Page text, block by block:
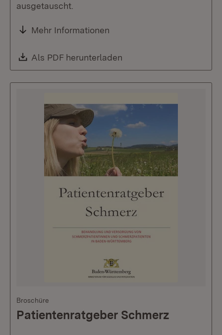
ausgetauscht.
Mehr Informationen
Download:
Als PDF herunterladen
Broschüre
Patientenratgeber Schmerz